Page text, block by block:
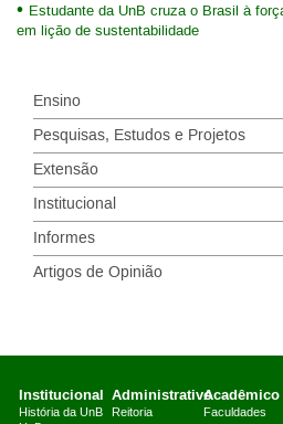
Estudante da UnB cruza o Brasil à
em lição de sustentabilidade
Ensino
Pesquisas, Estudos e Projetos
Extensão
Institucional
Informes
Artigos de Opinião
Institucional
História da UnB
Administrativo
Reitoria
Acadêmico
Faculdades